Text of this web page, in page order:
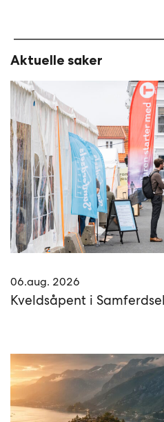
Aktuelle saker
06.aug. 2026
Kveldsåpent i